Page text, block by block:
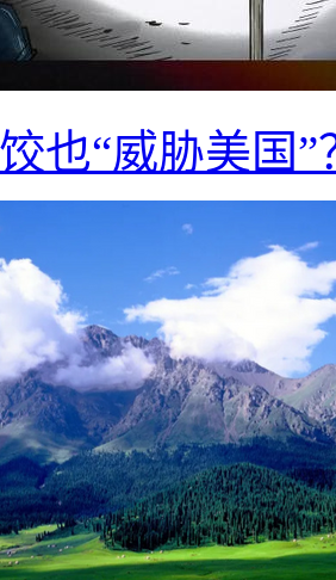
也“威胁美国”